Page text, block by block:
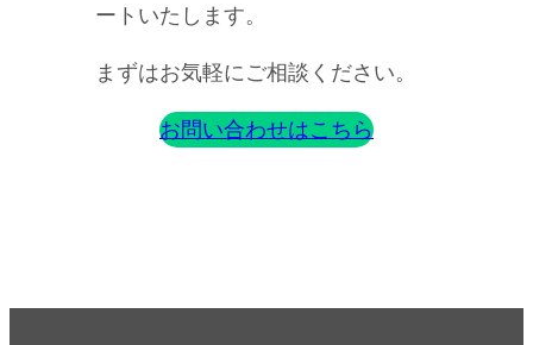
ートいたします。
まずはお気軽にご相談ください。
お問い合わせはこちら